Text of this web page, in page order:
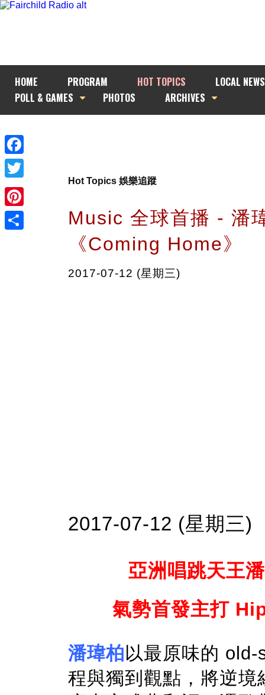
HOME PROGRAM HOT TOPICS
LOCAL NEWS
POLL & GAMES
PHOTOS ARCHIVES
Facebook
Twitter
Pinterest
Hot Topics 娛樂追蹤
Music 全球首播 - 潘
《Coming Home》
2017-07-12 (星期三)
2017-07-12 (星期三)
亞洲唱跳天王
氣勢首發主打
潘瑋柏以最原味的
程與獨到觀點，將逆